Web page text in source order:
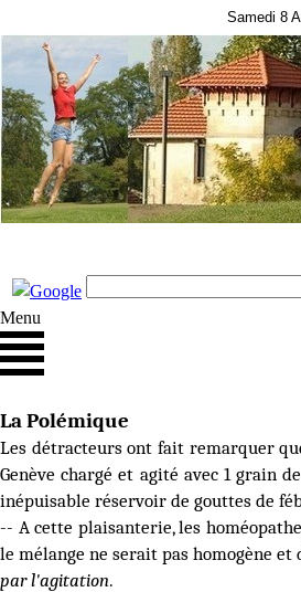
Samedi 8
Menu
La Polémique
Les détracteurs ont fait remarquer
Genève chargé et agité avec 1 grain
inépuisable réservoir de gouttes de
-- A cette plaisanterie, les
le mélange ne serait pas homogène et
par l'agitation.